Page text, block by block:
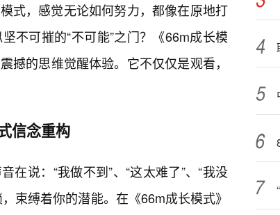
式，感觉无论如何努力，都像在原地打
不可摧的“不可能”之门？《66m成长模
撼的思维觉醒体验。它不仅仅是观看，
信念重构
说：“我做不到”、“这太难了”、“我没
束缚着你的潜能。在《66m成长模式》